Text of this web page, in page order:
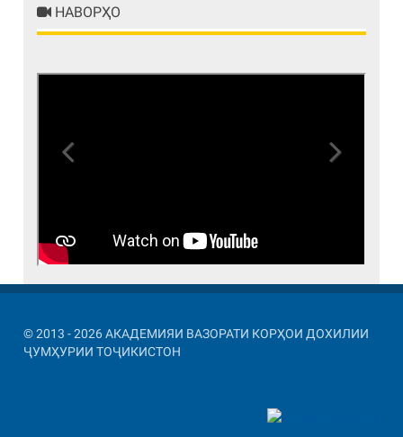
НАВОРҲО
© 2013 - 2026 АКАДЕМИЯИ ВАЗОРАТИ КОРҲОИ ДОХИЛИИ
ҶУМҲУРИИ ТОҶИКИСТОН